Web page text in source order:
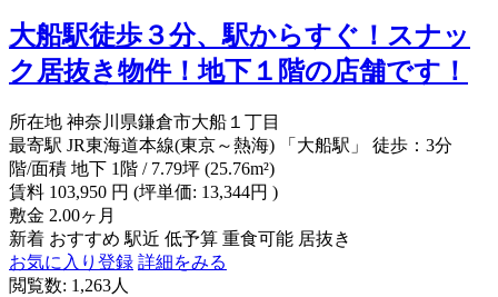
大船駅徒歩３分、駅からすぐ！スナッ
ク居抜き物件！地下１階の店舗です！
所在地 神奈川県鎌倉市大船１丁目
最寄駅 JR東海道本線(東京～熱海) 「大船駅」 徒歩：3分
階/面積 地下 1階 / 7.79坪 (25.76m²)
賃料 103,950 円 (坪単価: 13,344円 )
敷金 2.00ヶ月
新着 おすすめ 駅近 低予算 重食可能 居抜き
お気に入り登録 詳細をみる
閲覧数: 1,263人